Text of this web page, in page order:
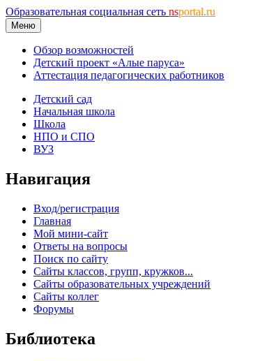
Образовательная социальная сеть nsportal.ru
Меню
Обзор возможностей
Детский проект «Алые паруса»
Аттестация педагогических работников
Детский сад
Начальная школа
Школа
НПО и СПО
ВУЗ
Навигация
Вход/регистрация
Главная
Мой мини-сайт
Ответы на вопросы
Поиск по сайту
Сайты классов, групп, кружков...
Сайты образовательных учреждений
Сайты коллег
Форумы
Библиотека